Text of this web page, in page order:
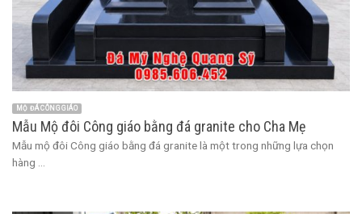
MỘ ĐÁ CÔNG GIÁO
Mẫu Mộ đôi Công giáo bằng đá granite cho Cha Mẹ
Mẫu mộ đôi Công giáo bằng đá granite là một trong những lựa chọn
hàng ...